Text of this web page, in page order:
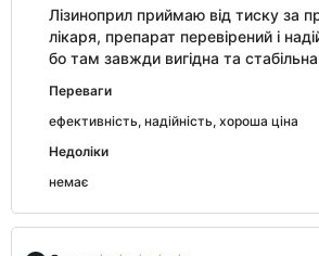
Лізиноприл приймаю від тиску за
лікаря, препарат перевірений і
бо там завжди вигідна та стабільна
Переваги
ефективність, надійність, хороша ціна
Недоліки
немає